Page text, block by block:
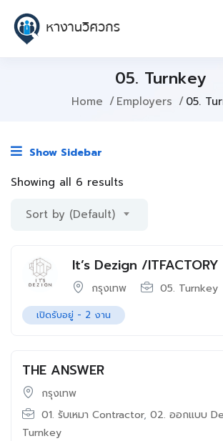
05. Turnkey
Home Employers 05.
Show Sidebar
Showing all 6 results
Sort by (Default)
It’s Dezign /ITFACTORY
กรุงเทพ 05. Turnkey
เปิดรับอยู่ - 2 งาน
THE ANSWER
กรุงเทพ
01. รับเหมา Contractor, 02. ออกแบบ
Turnkey